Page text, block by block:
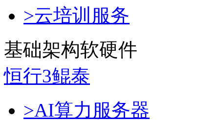
>云培训服务
基础架构软硬件
恒行3鲲泰
>AI算力服务器